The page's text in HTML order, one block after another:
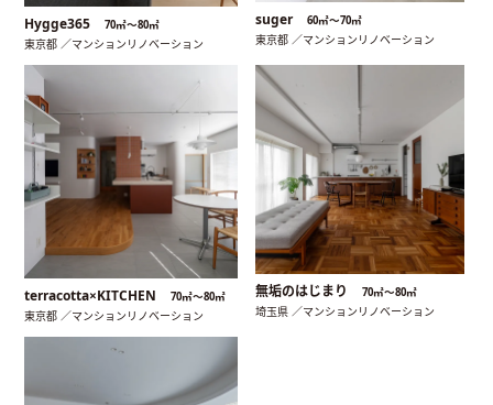
Hygge365 70㎡〜80㎡
東京都 ／マンションリノベーション
suger 60㎡〜70㎡
東京都 ／マンションリノベーション
terracotta×KITCHEN 70㎡〜80㎡
東京都 ／マンションリノベーション
無垢のはじまり 70㎡〜80㎡
埼玉県 ／マンションリノベーション